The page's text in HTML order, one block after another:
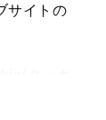
サイトの